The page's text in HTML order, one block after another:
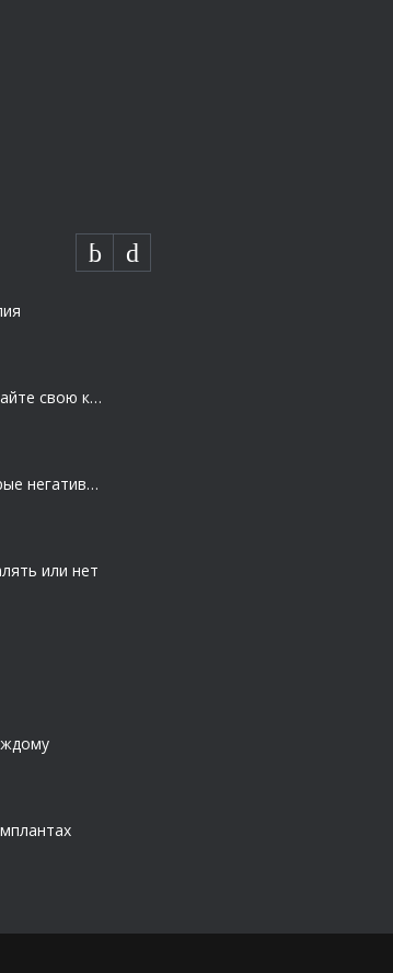
Плазмолифтинг: сделайте свою кожу моложе и свежей
4 заболевания, которые негативно влияют на зубы
или нет